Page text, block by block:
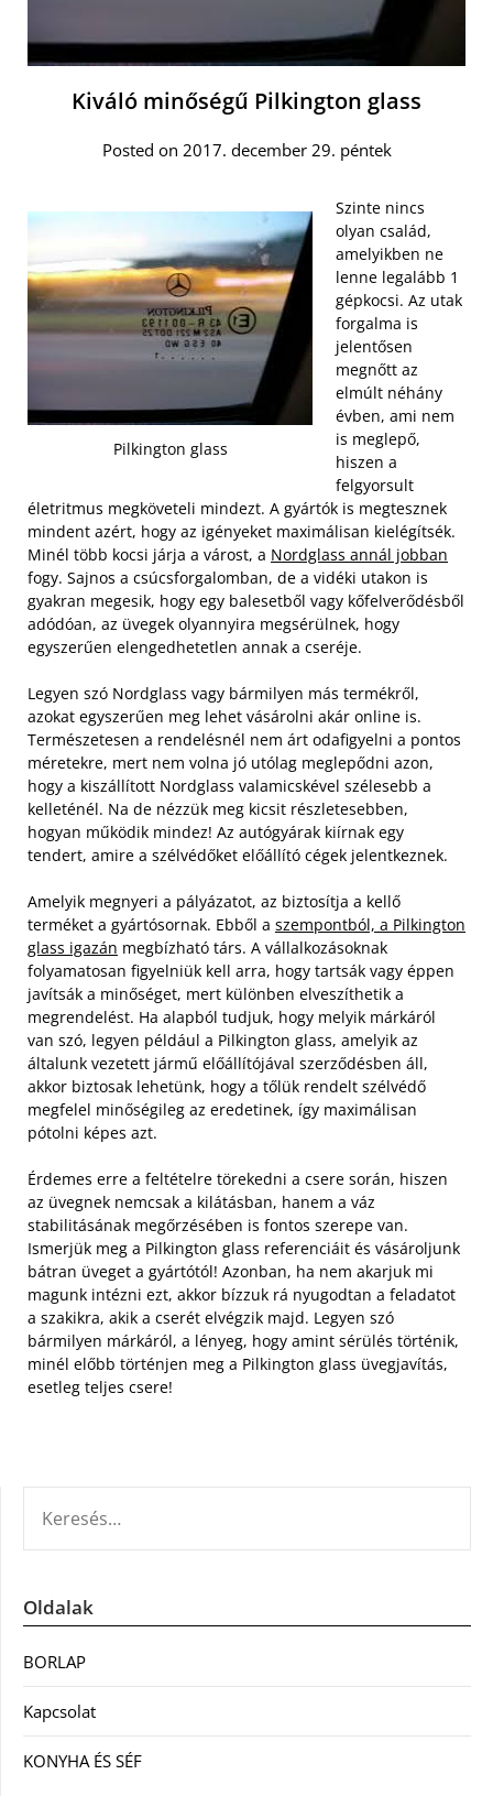
Kiváló minőségű Pilkington glass
Posted on 2017. december 29. péntek
Pilkington glass
Szinte nincs
olyan család,
amelyikben ne
lenne legalább 1
gépkocsi. Az utak
forgalma is
jelentősen
megnőtt az
elmúlt néhány
évben, ami nem
is meglepő,
hiszen a
felgyorsult
életritmus megköveteli mindezt. A gyártók is megtesznek
mindent azért, hogy az igényeket maximálisan kielégítsék.
Minél több kocsi járja a várost, a Nordglass annál jobban
fogy. Sajnos a csúcsforgalomban, de a vidéki utakon is
gyakran megesik, hogy egy balesetből vagy kőfelverődésből
adódóan, az üvegek olyannyira megsérülnek, hogy
egyszerűen elengedhetetlen annak a cseréje.
Legyen szó Nordglass vagy bármilyen más termékről,
azokat egyszerűen meg lehet vásárolni akár online is.
Természetesen a rendelésnél nem árt odafigyelni a pontos
méretekre, mert nem volna jó utólag meglepődni azon,
hogy a kiszállított Nordglass valamicskével szélesebb a
kelleténél. Na de nézzük meg kicsit részletesebben,
hogyan működik mindez! Az autógyárak kiírnak egy
tendert, amire a szélvédőket előállító cégek jelentkeznek.
Amelyik megnyeri a pályázatot, az biztosítja a kellő
terméket a gyártósornak. Ebből a szempontból, a Pilkington
glass igazán megbízható társ. A vállalkozásoknak
folyamatosan figyelniük kell arra, hogy tartsák vagy éppen
javítsák a minőséget, mert különben elveszíthetik a
megrendelést. Ha alapból tudjuk, hogy melyik márkáról
van szó, legyen például a Pilkington glass, amelyik az
általunk vezetett jármű előállítójával szerződésben áll,
akkor biztosak lehetünk, hogy a tőlük rendelt szélvédő
megfelel minőségileg az eredetinek, így maximálisan
pótolni képes azt.
Érdemes erre a feltételre törekedni a csere során, hiszen
az üvegnek nemcsak a kilátásban, hanem a váz
stabilitásának megőrzésében is fontos szerepe van.
Ismerjük meg a Pilkington glass referenciáit és vásároljunk
bátran üveget a gyártótól! Azonban, ha nem akarjuk mi
magunk intézni ezt, akkor bízzuk rá nyugodtan a feladatot
a szakikra, akik a cserét elvégzik majd. Legyen szó
bármilyen márkáról, a lényeg, hogy amint sérülés történik,
minél előbb történjen meg a Pilkington glass üvegjavítás,
esetleg teljes csere!
Oldalak
BORLAP
Kapcsolat
KONYHA ÉS SÉF